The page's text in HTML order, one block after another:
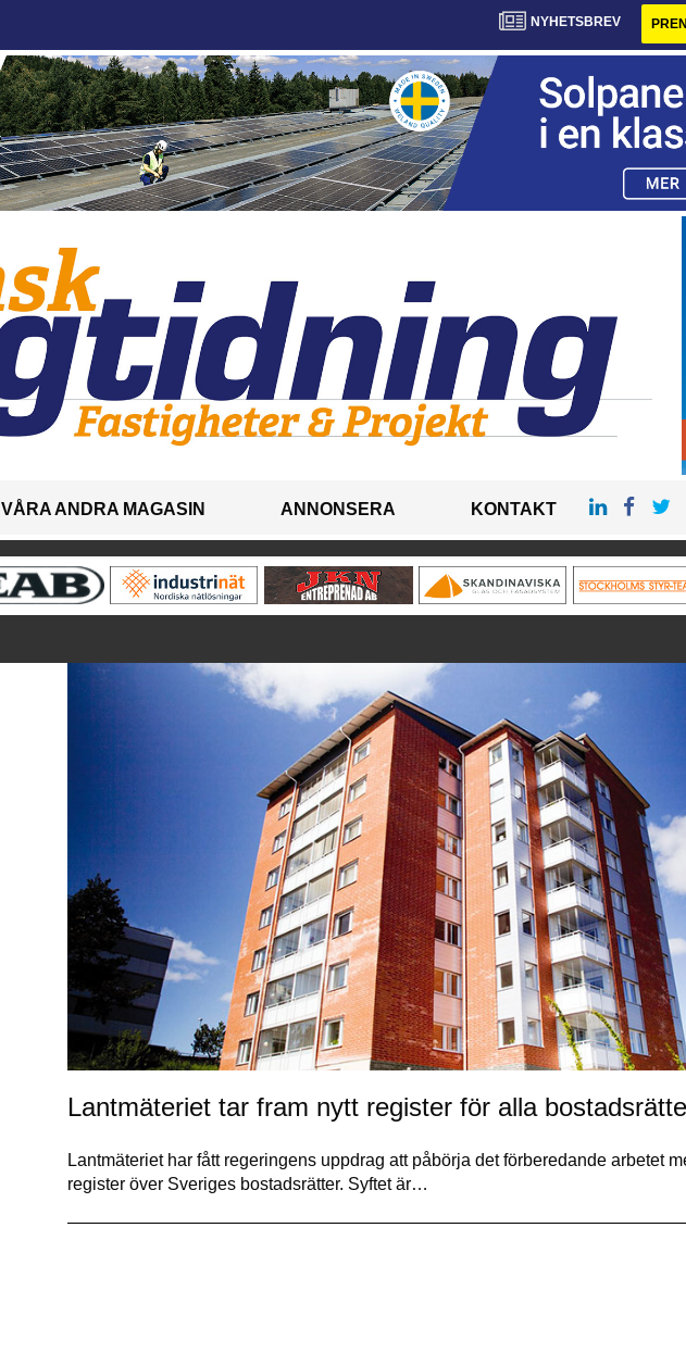
NYHETSBREV
VÅRA ANDRA MAGASIN ANNONSERA KONTAKT
Lantmäteriet tar fram nytt register för alla
Lantmäteriet har fått regeringens uppdrag att påbörja det förberedande arbetet
register över Sveriges bostadsrätter. Syftet är…